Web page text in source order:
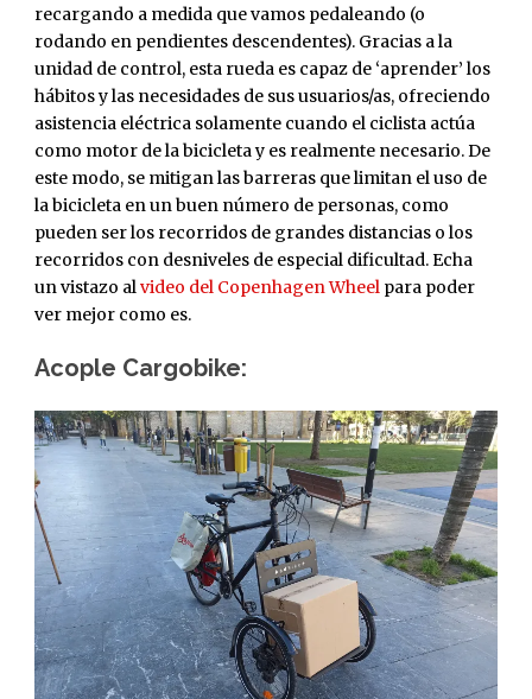
recargando a medida que vamos pedaleando (o
rodando en pendientes descendentes). Gracias a la
unidad de control, esta rueda es capaz de ‘aprender’ los
hábitos y las necesidades de sus usuarios/as, ofreciendo
asistencia eléctrica solamente cuando el ciclista actúa
como motor de la bicicleta y es realmente necesario. De
este modo, se mitigan las barreras que limitan el uso de
la bicicleta en un buen número de personas, como
pueden ser los recorridos de grandes distancias o los
recorridos con desniveles de especial dificultad. Echa
un vistazo alvideo del Copenhagen Wheel para poder
ver mejor como es.
Acople Cargobike: